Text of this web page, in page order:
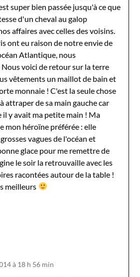
super bien passée jusqu'à ce que
d'un cheval au galop
affaires avec celles des voisins.
ont eu raison de notre envie de
Atlantique, nous
voici de retour sur la terre
vêtements un maillot de bain et
monnaie ! C'est la seule chose
attraper de sa main gauche car
il y avait ma petite main ! Ma
mon héroïne préférée : elle
vagues de l'océan et
glace pour me remettre de
le soir la retrouvaille avec les
racontées autour de la table !
meilleurs
à 18 h 56 min